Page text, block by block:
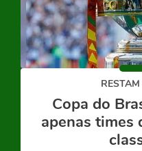
Copa do
apenas times